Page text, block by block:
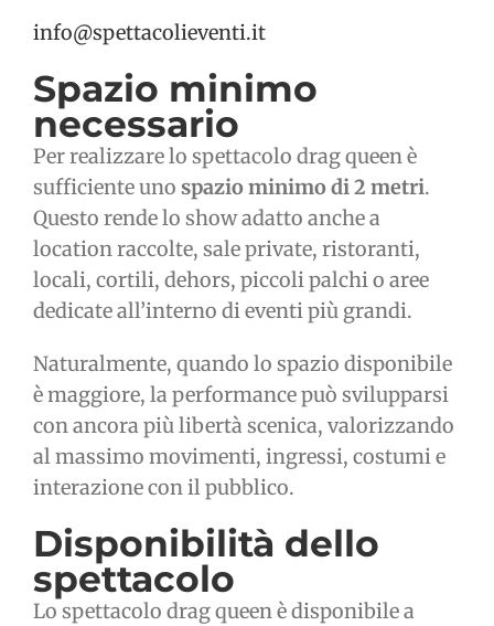
info@spettacolieventi.it
Spazio minimo
necessario
Per realizzare lo spettacolo drag queen è
sufficiente uno spazio minimo di 2 metri.
Questo rende lo show adatto anche a
location raccolte, sale private, ristoranti,
locali, cortili, dehors, piccoli palchi o aree
dedicate all’interno di eventi più grandi.
Naturalmente, quando lo spazio disponibile
è maggiore, la performance può svilupparsi
con ancora più libertà scenica, valorizzando
al massimo movimenti, ingressi, costumi e
interazione con il pubblico.
Disponibilità dello
spettacolo
Lo spettacolo drag queen è disponibile a